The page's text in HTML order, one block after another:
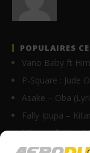
POPULAIRES
Vano Baby ft
P-Square : Jude
Asake – Oba
Fally Ipupa –
Nikanor ft Krys
Axel Merryl feat